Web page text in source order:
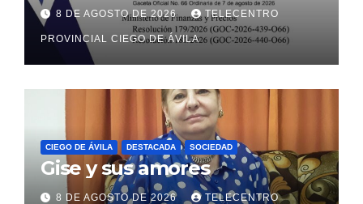
sectores estatal y no estatal
8 DE AGOSTO DE 2026 TELECENTRO
PROVINCIAL CIEGO DE ÁVILA
CIEGO DE ÁVILA DESTACADA SOCIEDAD
Gise y sus amores
8 DE AGOSTO DE 2026 TELECENTRO